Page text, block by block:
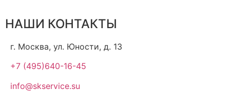
НАШИ КОНТАКТЫ
г. Москва, ул. Юности, д. 13
+7 (495)640-16-45
info@skservice.su